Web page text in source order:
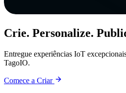
Crie. Personalize.
Entregue experiências IoT
TagoIO.
Comece a Criar